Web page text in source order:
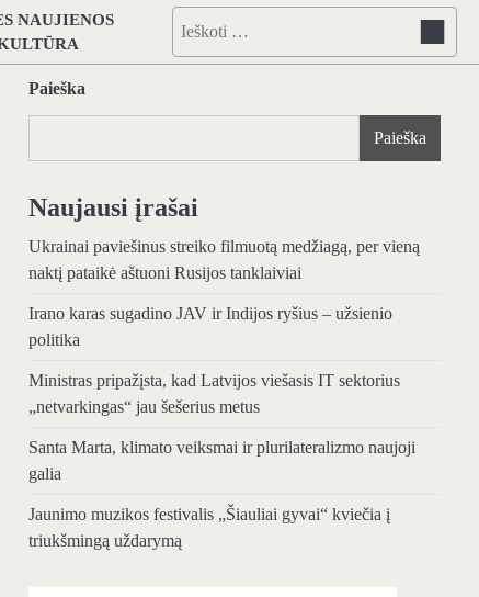
NAUJIENOS
Ieškoti:
Paieška
Paieška
Naujausi įrašai
Ukrainai paviešinus streiko filmuotą medžiagą, per vieną
naktį pataikė aštuoni Rusijos tanklaiviai
Irano karas sugadino JAV ir Indijos ryšius – užsienio
politika
Ministras pripažįsta, kad Latvijos viešasis IT sektorius
„netvarkingas“ jau šešerius metus
Santa Marta, klimato veiksmai ir plurilateralizmo naujoji
galia
Jaunimo muzikos festivalis „Šiauliai gyvai“ kviečia į
triukšmingą uždarymą